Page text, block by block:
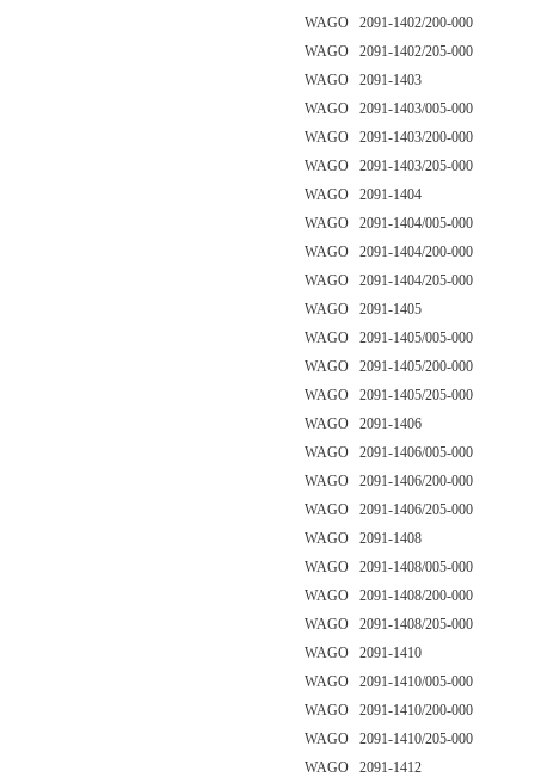
WAGO 2091-1402/200-000
WAGO 2091-1402/205-000
WAGO 2091-1403
WAGO 2091-1403/005-000
WAGO 2091-1403/200-000
WAGO 2091-1403/205-000
WAGO 2091-1404
WAGO 2091-1404/005-000
WAGO 2091-1404/200-000
WAGO 2091-1404/205-000
WAGO 2091-1405
WAGO 2091-1405/005-000
WAGO 2091-1405/200-000
WAGO 2091-1405/205-000
WAGO 2091-1406
WAGO 2091-1406/005-000
WAGO 2091-1406/200-000
WAGO 2091-1406/205-000
WAGO 2091-1408
WAGO 2091-1408/005-000
WAGO 2091-1408/200-000
WAGO 2091-1408/205-000
WAGO 2091-1410
WAGO 2091-1410/005-000
WAGO 2091-1410/200-000
WAGO 2091-1410/205-000
WAGO 2091-1412